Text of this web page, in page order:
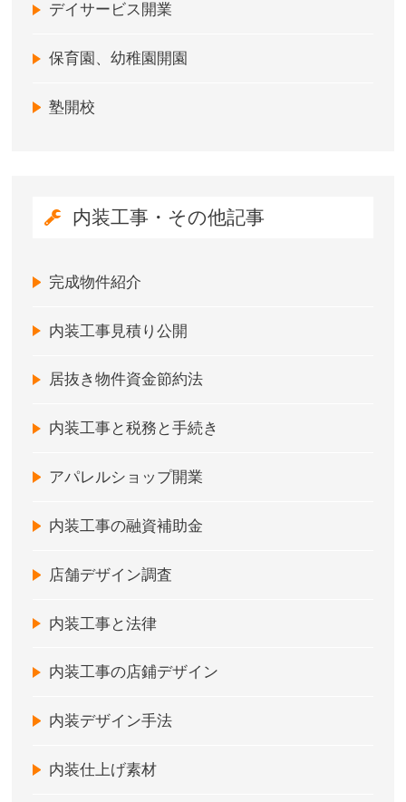
デイサービス開業
保育園、幼稚園開園
塾開校
内装工事・その他記事
完成物件紹介
内装工事見積り公開
居抜き物件資金節約法
内装工事と税務と手続き
アパレルショップ開業
内装工事の融資補助金
店舗デザイン調査
内装工事と法律
内装工事の店鋪デザイン
内装デザイン手法
内装仕上げ素材